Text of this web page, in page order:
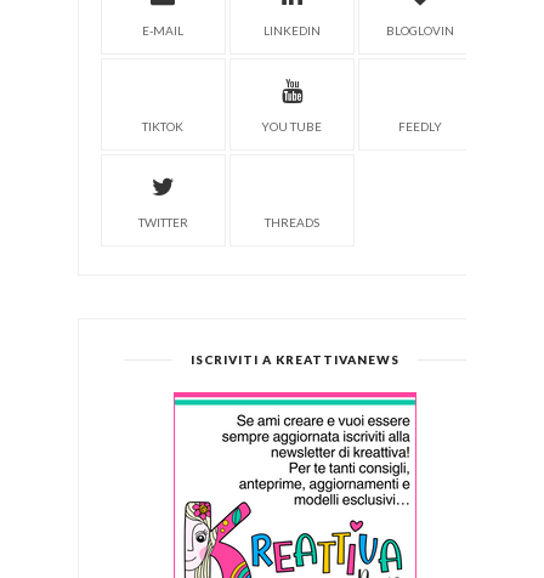
E-MAIL LINKEDIN BLOGLOVIN
TIKTOK YOU TUBE FEEDLY
TWITTER THREADS
ISCRIVITI A KREATTIVANEWS